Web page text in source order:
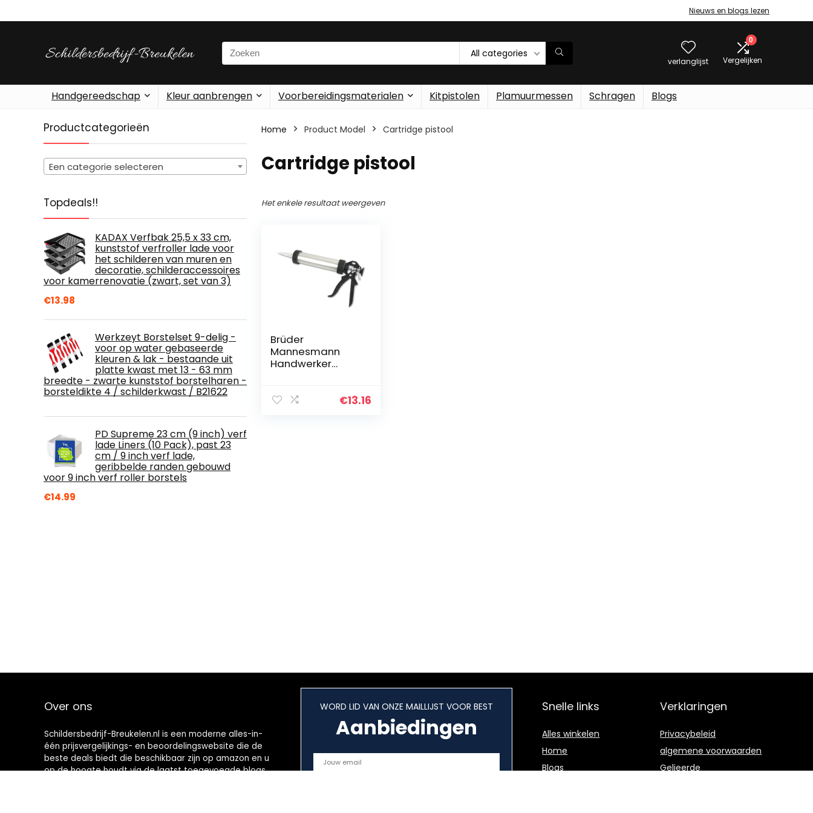
Nieuws en blogs lezen
Search
for:
All categories
verlanglijst
0
Vergelijken
Handgereedschap Kleur aanbrengen Voorbereidingsmaterialen Kitpistolen Plamuurmessen Schragen Blogs
Productcategorieën
Een categorie selecteren
Topdeals!!
KADAX Verfbak 25,5 x 33 cm,
kunststof verfroller lade voor
het schilderen van muren en
decoratie, schilderaccessoires
voor kamerrenovatie (zwart, set van 3)
€13.98
Werkzeyt Borstelset 9-delig -
voor op water gebaseerde
kleuren & lak - bestaande uit
platte kwast met 13 - 63 mm
breedte - zwarte kunststof borstelharen -
borsteldikte 4 / schilderkwast / B21622
PD Supreme 23 cm (9 inch) verf
lade Liners (10 Pack), past 23
cm / 9 inch verf lade,
geribbelde randen gebouwd
voor 9 inch verf roller borstels
€14.99
Home Product Model ‎Cartridge pistool
‎Cartridge pistool
Het enkele resultaat weergeven
Brüder
Mannesmann
Handwerker
cartridges en €13.16
Over ons
Schildersbedrijf-Breukelen.nl is een moderne alles-in-
één prijsvergelijkings- en beoordelingswebsite die de
beste deals biedt die beschikbaar zijn op amazon en u
op de hoogte houdt via de laatst toegevoegde blogs.
WORD LID VAN ONZE MAILLIJST VOOR BEST
Aanbiedingen
Snelle links
Alles winkelen
Home
Blogs
Verklaringen
Privacybeleid
algemene voorwaarden
Gelieerde